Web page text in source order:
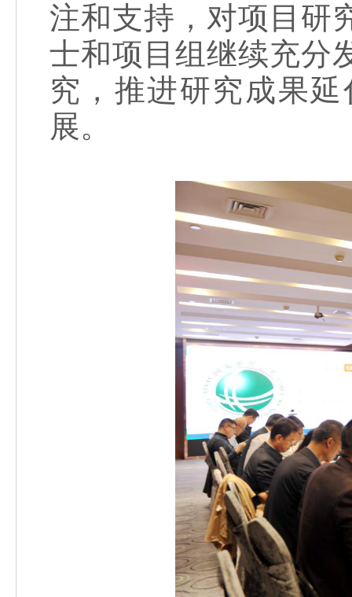
注和支持，对项目研
士和项目组继续充分
究，推进研究成果
展。